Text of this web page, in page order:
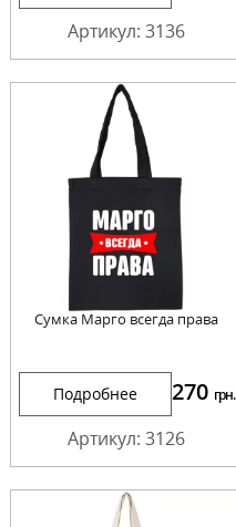
Артикул: 3136
Сумка Марго всегда права
Подробнее 270 грн.
Артикул: 3126